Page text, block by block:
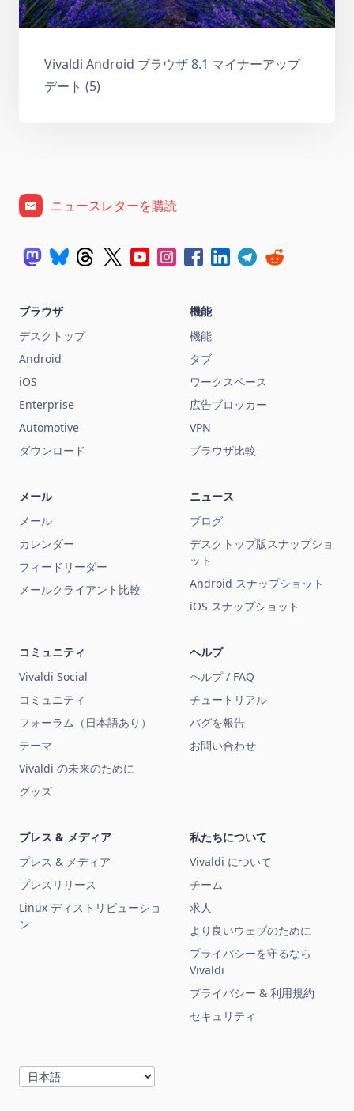
Vivaldi Android ブラウザ 8.1 マイナーアップ
デート (5)
ニュースレターを購読
ブラウザ
デスクトップ
Android
iOS
Enterprise
Automotive
ダウンロード
機能
機能
タブ
ワークスペース
広告ブロッカー
VPN
ブラウザ比較
メール
メール
カレンダー
フィードリーダー
メールクライアント比較
ニュース
ブログ
デスクトップ版スナップショ
ット
Android スナップショット
iOS スナップショット
コミュニティ
Vivaldi Social
コミュニティ
フォーラム（日本語あり）
テーマ
Vivaldi の未来のために
グッズ
ヘルプ
ヘルプ / FAQ
チュートリアル
バグを報告
お問い合わせ
プレス & メディア
プレス & メディア
プレスリリース
Linux ディストリビューショ
ン
私たちについて
Vivaldi について
チーム
求人
より良いウェブのために
プライバシーを守るなら
Vivaldi
プライバシー & 利用規約
セキュリティ